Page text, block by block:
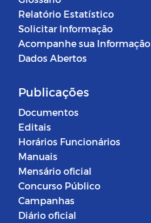
Relatório Estatístico
Solicitar Informação
Acompanhe sua Informação
Dados Abertos
Publicações
Documentos
Editais
Horários Funcionários
Manuais
Mensário oficial
Concurso Público
Campanhas
Diário oficial